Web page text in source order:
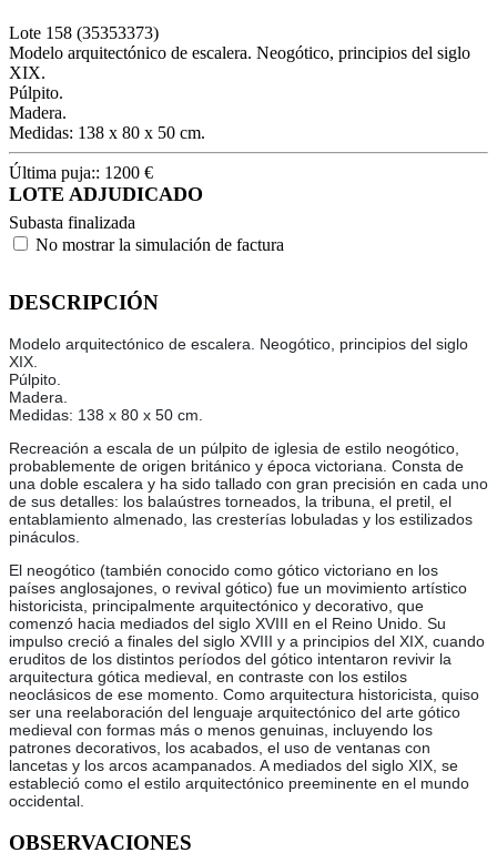
Lote 158 (35353373)
Modelo arquitectónico de escalera. Neogótico, principios del siglo
XIX.
Púlpito.
Madera.
Medidas: 138 x 80 x 50 cm.
Última puja:: 1200 €
LOTE ADJUDICADO
Subasta finalizada
No mostrar la simulación de factura
DESCRIPCIÓN
Modelo arquitectónico de escalera. Neogótico, principios del siglo
XIX.
Púlpito.
Madera.
Medidas: 138 x 80 x 50 cm.
Recreación a escala de un púlpito de iglesia de estilo neogótico,
probablemente de origen británico y época victoriana. Consta de
una doble escalera y ha sido tallado con gran precisión en cada uno
de sus detalles: los balaústres torneados, la tribuna, el pretil, el
entablamiento almenado, las cresterías lobuladas y los estilizados
pináculos.
El neogótico (también conocido como gótico victoriano en los
países anglosajones, o revival gótico) fue un movimiento artístico
historicista, principalmente arquitectónico y decorativo, que
comenzó hacia mediados del siglo XVIII en el Reino Unido. Su
impulso creció a finales del siglo XVIII y a principios del XIX, cuando
eruditos de los distintos períodos del gótico intentaron revivir la
arquitectura gótica medieval, en contraste con los estilos
neoclásicos de ese momento. Como arquitectura historicista, quiso
ser una reelaboración del lenguaje arquitectónico del arte gótico
medieval con formas más o menos genuinas, incluyendo los
patrones decorativos, los acabados, el uso de ventanas con
lancetas y los arcos acampanados. A mediados del siglo XIX, se
estableció como el estilo arquitectónico preeminente en el mundo
occidental.
OBSERVACIONES